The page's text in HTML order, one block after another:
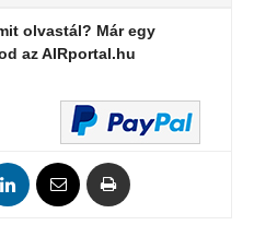
olvastál? Már egy
az AIRportal.hu